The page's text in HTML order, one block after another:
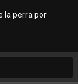
la perra por